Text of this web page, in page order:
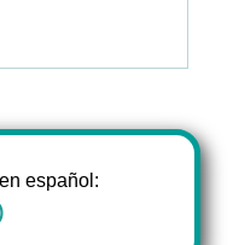
español: